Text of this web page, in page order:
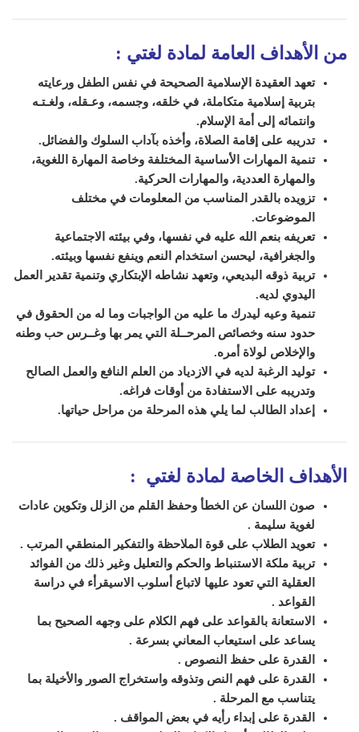
من الأهداف العامة لمادة لغتي :
تعهد العقيدة الإسلامية الصحيحة في نفس الطفل ورعايته
بتربية إسلامية متكاملة، في خلقه، وجسمه، وعـقله، ولغـتـه
وانتمائه إلى أمة الإسلام.
تدريبه على إقامة الصلاة، وأخذه بآداب السلوك والفضائل.
تنمية المهارات الأساسية المختلفة وخاصة المهارة اللغوية،
والمهارة العددية، والمهارات الحركية.
تزويده بالقدر المناسب من المعلومات في مختلف
الموضوعات.
تعريفه بنعم الله عليه في نفسها، وفي بيئته الاجتماعية
والجغرافية، ليحسن استخدام النعم وينفع نفسها وبيئته.
تربية ذوقه البديعي، وتعهد نشاطه الإبتكاري وتنمية تقدير العمل
اليدوي لديه.
تنمية وعيه ليدرك ما عليه من الواجبات وما له من الحقوق في
حدود سنه وخصائص المرحــلة التي يمر بها وغــرس حب وطنه
والإخلاص لولاة أمره.
توليد الرغبة لديه في الازدياد من العلم النافع والعمل الصالح
وتدريبه على الاستفادة من أوقات فراغه.
إعداد الطالب لما يلي هذه المرحلة من مراحل حياتها.
الأهداف الخاصة لمادة لغتي :
صون اللسان عن الخطأ وحفظ القلم من الزلل وتكوين عادات
لغوية سليمة .
تعويد
الطلاب على قوة الملاحظة والتفكير المنطقي المرتب .
تربية ملكة الاستنباط والحكم والتعليل وغير ذلك من الفوائد
العقلية التي تعود عليها لاتباع أسلوب الاسيقرأء في دراسة
القواعد .
الاستعانة بالقواعد على فهم الكلام على وجهه
الصحيح بما
يساعد على استيعاب المعاني بسرعة .
القدرة على حفظ النصوص .
القدرة على فهم النص وتذوقه واستخراج الصور والأخيلة بما
يتناسب مع المرحلة .
القدرة على إبداء رأيه في بعض المواقف .